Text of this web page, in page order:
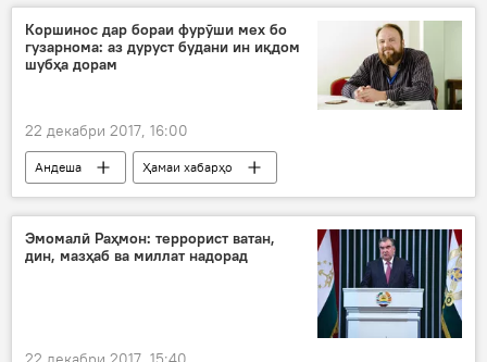
Коршинос дар бораи фурӯши мех бо
гузарнома: аз дуруст будани ин иқдом
шубҳа дорам
22 декабри 2017, 16:00
Андеша
Ҳамаи хабарҳо
Михаил Петрушков
коршинос
Дар Тоҷикистон
Эмомалӣ Раҳмон: террорист ватан,
дин, мазҳаб ва миллат надорад